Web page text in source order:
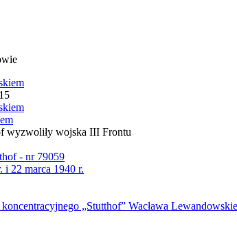
wyzwoliły wojska III Frontu
- nr 79059
i 22 marca 1940 r.
„Stutthof” Wacława